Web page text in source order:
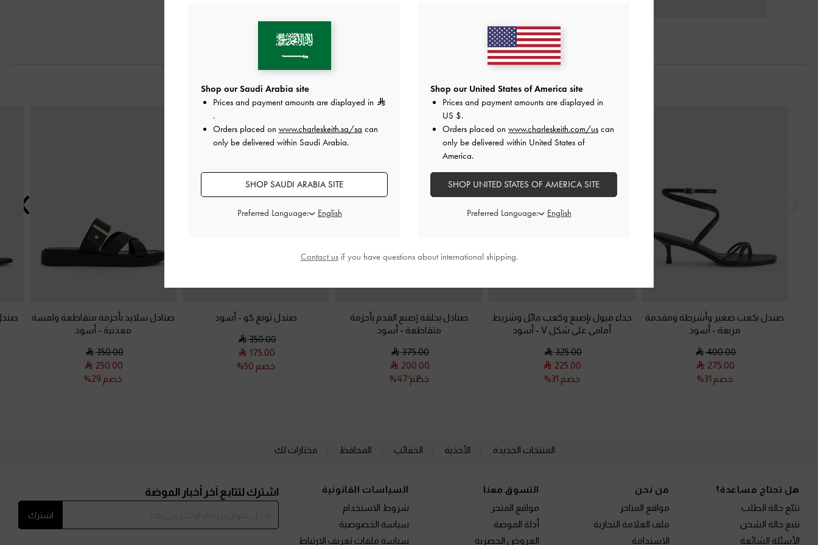
قد يعجبك آيضاً
صندل بكعب صغير وأشرطة ومقدمة
مربعة - أسود
400.00
275.00
خصم 31%
حذاء ميول بإصبع وكعب مائل وشريط
أمامي على شكل V
- أسود
325.00
225.00
خصم 31%
صنادل بحلقة إصبع القدم بأحزمة
متقاطعة - أسود
375.00
200.00
خصم 47%
صندل ثونغ كو - أسود
350.00
175.00
خصم 50%
صنادل سلايد بأحزمة متقاطعة ولمسة
معدنية - أسود
350.00
250.00
خصم 29%
المنتجات الجديدة الأحذية الحقائب المحافظ مختارات لك
هل تحتاج مساعدة؟
تتبّع حالة الطلب
تتبع حالة الشحن
الأسئلة الشائعة
من نحن
مواقع المتاجر
ملف العلامة التجارية
الاستدامة
التسوق معنا
مواقع المتجر
أدلة الموضة
العروض الحصرية
السياسات القانونية
شروط الاستخدام
سياسة الخصوصية
سياسة ملفات تعريف الارتباط
اشترك لتتابع آخر أخبار الموضة
اشترك
Shop our Saudi Arabia site
Prices and payment amounts are displayed in
.
Orders placed on www.charleskeith.sa/sa can
only be delivered within Saudi Arabia.
SHOP SAUDI ARABIA SITE
Preferred Language:
Shop our United States of America site
Prices and payment amounts are displayed in
US $.
Orders placed on www.charleskeith.com/us can
only be delivered within United States of
America.
SHOP UNITED STATES OF AMERICA SITE
Preferred Language:
Contact usif you have questions about international shipping.